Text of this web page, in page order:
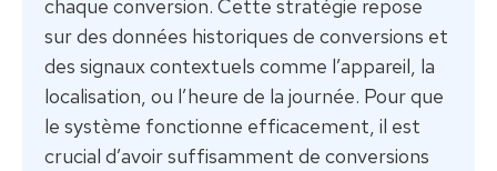
chaque conversion. Cette stratégie repose
sur des données historiques de conversions et
des signaux contextuels comme l’appareil, la
localisation, ou l’heure de la journée. Pour que
le système fonctionne efficacement, il est
crucial d’avoir suffisamment de conversions